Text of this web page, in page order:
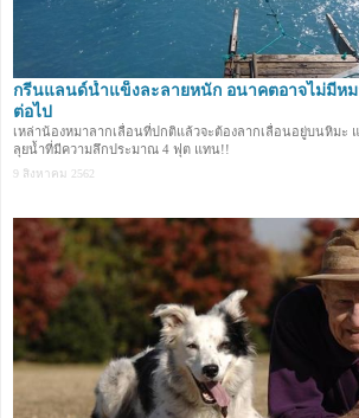
กรีนแลนด์น้ำแข็งละลายหนัก อนาคตอาจไม่มีหม
ต่อไป
เหล่าน้องหมาลากเลื่อนที่ปกติแล้วจะต้องลากเลื่อนอยู่บนหิมะ
ลุยน้ำที่มีความลึกประมาณ 4 ฟุต แทน!!
9 สิงหาคม 2562